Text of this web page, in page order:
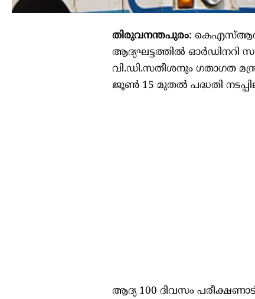
തിരുവനന്തപുരം:
ആദ്യഘട്ടത്തിൽ ഓർഡിനറി
വി.ഡി.സതീശനും ഗതാഗത
ജൂൺ 15 മുതൽ പദ്ധതി
ആദ്യ 100 ദിവസം